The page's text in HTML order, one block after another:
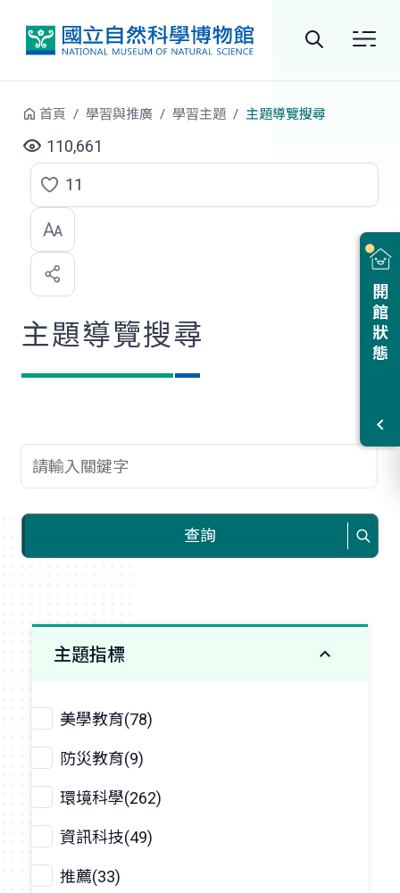
站
尋
開館狀態
首頁 學習與推廣 學習主題 主題導覽搜尋
110,661
點
選
喜
歡
11
主題導覽搜尋
查詢關鍵字
查詢
主題指標
美學教育(78)
防災教育(9)
環境科學(262)
資訊科技(49)
推薦(33)